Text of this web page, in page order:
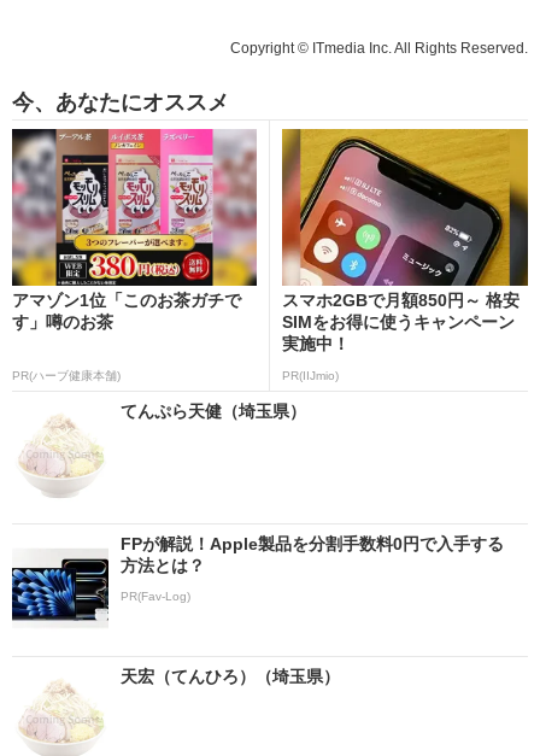
Copyright © ITmedia Inc. All Rights Reserved.
今、あなたにオススメ
アマゾン1位「このお茶ガチで
す」噂のお茶
PR(ハーブ健康本舗)
スマホ2GBで月額850円～ 格安
SIMをお得に使うキャンペーン
実施中！
PR(IIJmio)
てんぷら天健（埼玉県）
FPが解説！Apple製品を分割手数料0円で入手する
方法とは？
PR(Fav-Log)
天宏（てんひろ）（埼玉県）